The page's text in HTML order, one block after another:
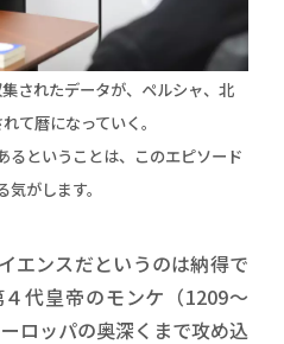
されたデータが、ペルシャ、北
て暦になっていく。
るということは、このエピソード
気がします。
ンスだというのは納得で
代皇帝のモンケ（1209～
ロッパの奥深くまで攻め込